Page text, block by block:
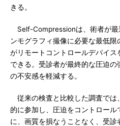
きる。
Self-Compressionは、術者が最
ンモグラフィ撮像に必要な最低
がリモートコントロールデバイ
できる。受診者が最終的な圧迫
の不安感を軽減する。
従来の検査と比較した調査では
的に参加し、圧迫をコントロー
に、画質を損なうことなく、受